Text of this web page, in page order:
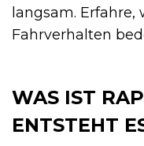
langsam. Erfahre,
Fahrverhalten
WAS IST
ENTSTEHT